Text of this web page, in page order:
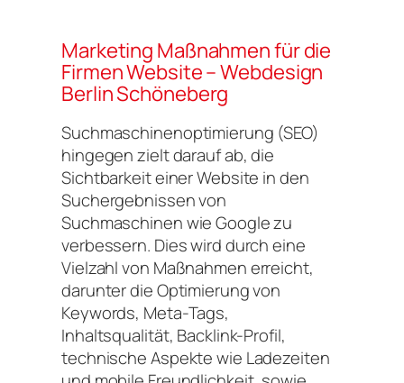
Marketing Maßnahmen für die
Firmen Website – Webdesign
Berlin Schöneberg
Suchmaschinenoptimierung (SEO)
hingegen zielt darauf ab, die
Sichtbarkeit einer Website in den
Suchergebnissen von
Suchmaschinen wie Google zu
verbessern. Dies wird durch eine
Vielzahl von Maßnahmen erreicht,
darunter die Optimierung von
Keywords, Meta-Tags,
Inhaltsqualität, Backlink-Profil,
technische Aspekte wie Ladezeiten